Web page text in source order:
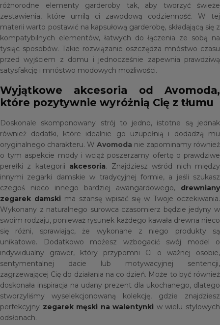
różnorodne elementy garderoby tak, aby tworzyć świeże
zestawienia, które umilą ci zawodową codzienność. W tej
materii warto postawić na kapsułową garderobę, składającą się z
kompatybilnych elementów, łatwych do łączenia ze sobą na
tysiąc sposobów. Takie rozwiązanie oszczędza mnóstwo czasu
przed wyjściem z domu i jednocześnie zapewnia prawdziwą
satysfakcję i mnóstwo modowych możliwości.
Wyjątkowe akcesoria od Avomoda,
które pozytywnie wyróżnią Cię z tłumu
Doskonale skomponowany strój to jedno, istotne są jednak
również dodatki, które idealnie go uzupełnią i dodadzą mu
oryginalnego charakteru. W Avomoda nie zapominamy również
o tym aspekcie mody i wciąż poszerzamy ofertę o prawdziwe
perełki z kategorii akcesoria. Znajdziesz wśród nich między
innymi zegarki damskie w tradycyjnej formie, a jeśli szukasz
czegoś nieco innego bardziej awangardowego, drewniany
zegarek damski ma szansę wpisać się w Twoje oczekiwania.
Wykonany z naturalnego surowca czasomierz będzie jedyny w
swoim rodzaju, ponieważ rysunek każdego kawała drewna nieco
się różni, sprawiając, że wykonane z niego produkty są
unikatowe. Dodatkowo możesz wzbogacić swój model o
indywidualny grawer, który przypomni Ci o ważnej osobie,
sentymentalnej dacie lub motywacyjnej sentencji,
zagrzewającej Cię do działania na co dzień. Może to być również
doskonała inspiracja na udany prezent dla ukochanego, dlatego
stworzyliśmy wyselekcjonowaną kolekcję, gdzie znajdziesz
perfekcyjny zegarek męski na walentynki w wielu stylowych
odsłonach.